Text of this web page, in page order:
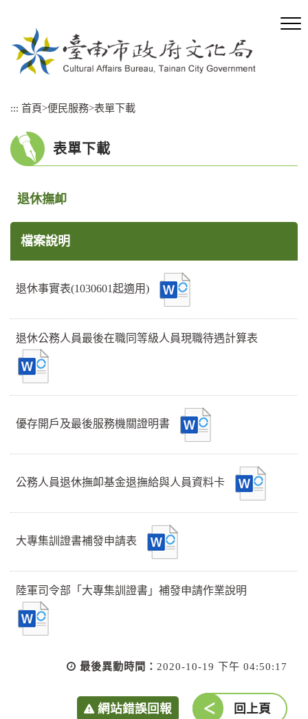
::: 首頁>便民服務>表單下載
表單下載
退休撫卹
檔案說明
退休事實表(1030601起適用)
退休公務人員最後在職同等級人員現職待遇計算表
優存開戶及最後服務機關證明書
公務人員退休撫卹基金退撫給與人員資料卡
大專集訓證書補發申請表
陸軍司令部「大專集訓證書」補發申請作業說明
最後異動時間： 2020-10-19 下午 04:50:17
網站錯誤回報 回上頁